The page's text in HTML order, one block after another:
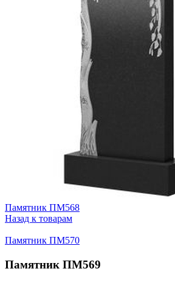
Памятник ПМ568
Назад к товарам
Памятник ПМ570
Памятник ПМ569